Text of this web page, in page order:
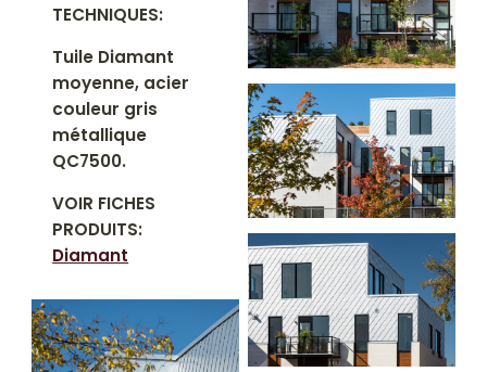
TECHNIQUES:
Tuile Diamant
moyenne, acier
couleur gris
métallique
QC7500.
VOIR FICHES
PRODUITS:
Diamant